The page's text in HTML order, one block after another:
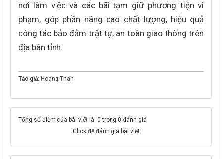
nơi làm việc và các bãi tạm giữ phương tiện vi
phạm, góp phần nâng cao chất lượng, hiệu quả
công tác bảo đảm trật tự, an toàn giao thông trên
địa bàn tỉnh.
Tác giả: Hoàng Thân
Tổng số điểm của bài viết là: 0 trong 0 đánh giá
Click để đánh giá bài viết